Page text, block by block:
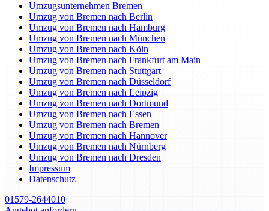
Umzugsunternehmen Bremen
Umzug von Bremen nach Berlin
Umzug von Bremen nach Hamburg
Umzug von Bremen nach München
Umzug von Bremen nach Köln
Umzug von Bremen nach Frankfurt am Main
Umzug von Bremen nach Stuttgart
Umzug von Bremen nach Düsseldorf
Umzug von Bremen nach Leipzig
Umzug von Bremen nach Dortmund
Umzug von Bremen nach Essen
Umzug von Bremen nach Bremen
Umzug von Bremen nach Hannover
Umzug von Bremen nach Nürnberg
Umzug von Bremen nach Dresden
Impressum
Datenschutz
01579-2644010